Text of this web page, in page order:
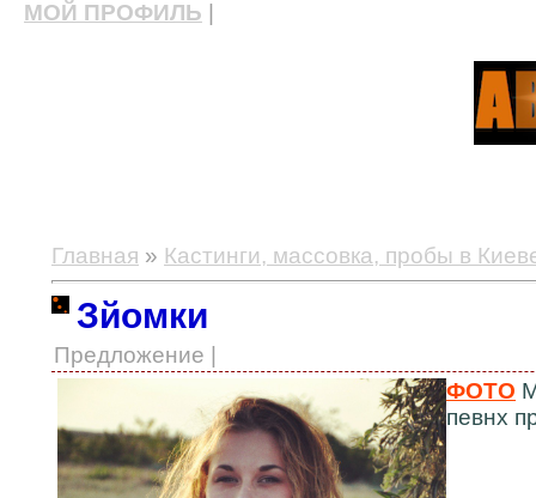
МОЙ ПРОФИЛЬ
Главная » Кастинги, массовка, пробы в
Зйомки
Предложение |
ФОТО
певнх